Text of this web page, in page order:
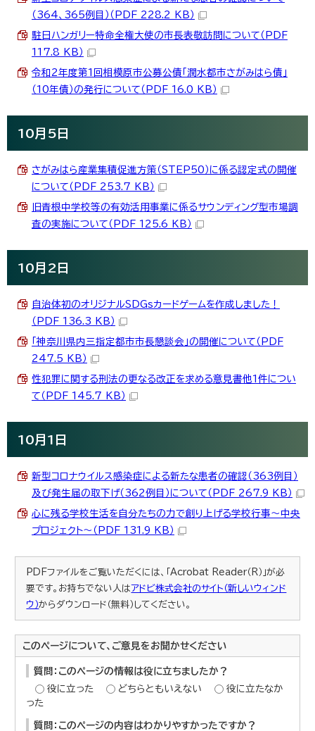
（364、365例目）（PDF 228.2 KB）
駐日ハンガリー特命全権大使の市長表敬訪問について（PDF
117.8 KB）
令和2年度第1回相模原市公募公債「潤水都市さがみはら債」
（10年債）の発行について（PDF 16.0 KB）
10月5日
さがみはら産業集積促進方策（STEP50）に係る認定式の開催
について（PDF 253.7 KB）
旧青根中学校等の有効活用事業に係るサウンディング型市場調
査の実施について（PDF 125.6 KB）
10月2日
自治体初のオリジナルSDGsカードゲームを作成しました！
（PDF 136.3 KB）
「神奈川県内三指定都市市長懇談会」の開催について（PDF
247.5 KB）
性犯罪に関する刑法の更なる改正を求める意見書他1件につい
て（PDF 145.7 KB）
10月1日
新型コロナウイルス感染症による新たな患者の確認（363例目）
及び発生届の取下げ（362例目）について（PDF 267.9 KB）
心に残る学校生活を自分たちの力で創り上げる学校行事～中央
プロジェクト～（PDF 131.9 KB）
PDFファイルをご覧いただくには、「Acrobat Reader（R）」が必
要です。お持ちでない人はアドビ株式会社のサイト（新しいウィンド
ウ）からダウンロード（無料）してください。
このページについて、ご意見をお聞かせください
質問：このページの情報は役に立ちましたか？
役に立った
どちらともいえない
役に立たなか
った
質問：このページの内容はわかりやすかったですか？